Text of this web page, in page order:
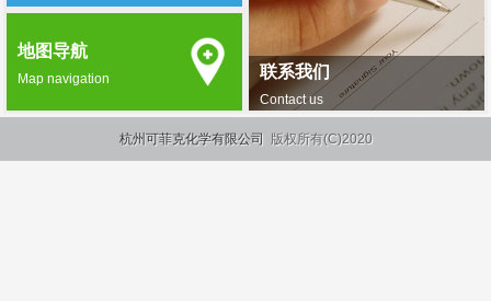
联系我们
Contact us
地图导航
Map navigation
杭州可菲克化学有限公司 版权所有(C)2020